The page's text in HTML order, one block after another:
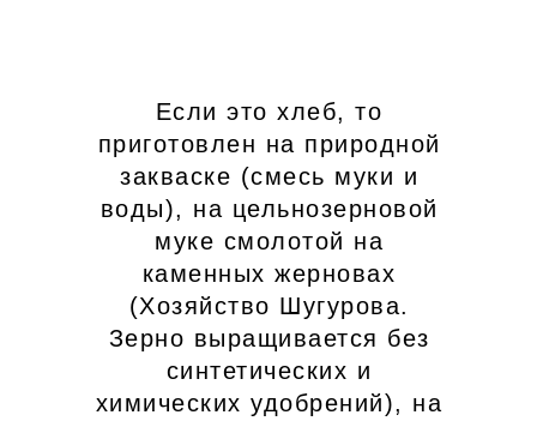
Если это хлеб, то
приготовлен на природной
закваске (смесь муки и
воды), на цельнозерновой
муке смолотой на
каменных жерновах
(Хозяйство Шугурова.
Зерно выращивается без
синтетических и
химических удобрений), на